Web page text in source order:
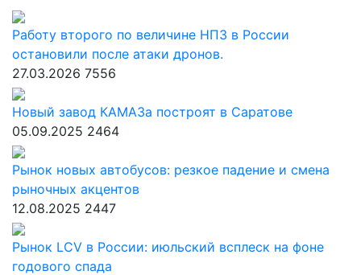
Работу второго по величине НПЗ в России
остановили после атаки дронов.
27.03.2026 7556
Новый завод КАМАЗа построят в Саратове
05.09.2025 2464
Рынок новых автобусов: резкое падение и смена
рыночных акцентов
12.08.2025 2447
Рынок LCV в России: июльский всплеск на фоне
годового спада